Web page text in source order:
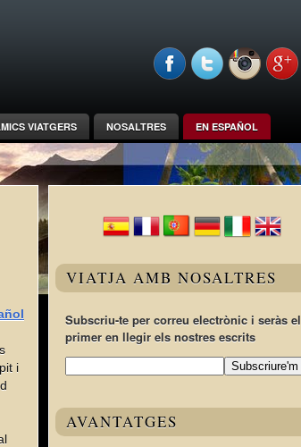
VIATGERS NOSALTRES EN ESPAÑOL
i
VIATJA AMB NOSALTRES
Subscriu-te per correu electrònic i seràs el
primer en llegir els nostres escrits
AVANTATGES